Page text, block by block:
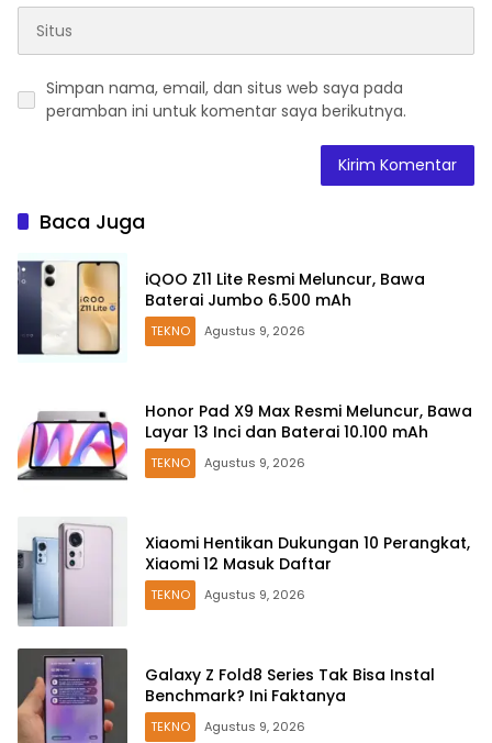
Simpan nama, email, dan situs web saya pada
peramban ini untuk komentar saya berikutnya.
Baca Juga
iQOO Z11 Lite Resmi Meluncur, Bawa
Baterai Jumbo 6.500 mAh
TEKNO Agustus 9, 2026
Honor Pad X9 Max Resmi Meluncur, Bawa
Layar 13 Inci dan Baterai 10.100 mAh
TEKNO Agustus 9, 2026
Xiaomi Hentikan Dukungan 10 Perangkat,
Xiaomi 12 Masuk Daftar
TEKNO Agustus 9, 2026
Galaxy Z Fold8 Series Tak Bisa Instal
Benchmark? Ini Faktanya
TEKNO Agustus 9, 2026